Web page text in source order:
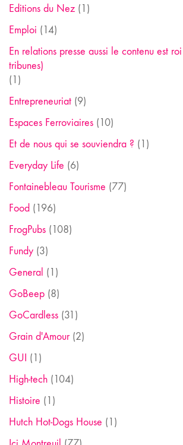
Editions du Nez (1)
Emploi (14)
En relations presse aussi le contenu est
tribunes)
(1)
Entrepreneuriat (9)
Espaces Ferroviaires (10)
Et de nous qui se souviendra ? (1)
Everyday Life (6)
Fontainebleau Tourisme (77)
Food (196)
FrogPubs (108)
Fundy (3)
General (1)
GoBeep (8)
GoCardless (31)
Grain d'Amour(2)
GUI (1)
High-tech (104)
Histoire (1)
Hutch Hot-Dogs House (1)